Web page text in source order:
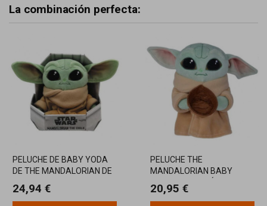
La combinación perfecta:
PELUCHE DE BABY YODA
DE THE MANDALORIAN DE
24,94 €
PELUCHE THE
MANDALORIAN BABY
17CM
20,95 €